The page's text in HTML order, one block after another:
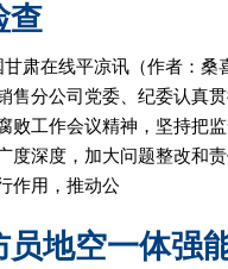
查
甘肃在线平凉讯（作者：桑
售分公司党委、纪委认真
败工作会议精神，坚持把
度深度，加大问题整改和
作用，推动公
地空一体强